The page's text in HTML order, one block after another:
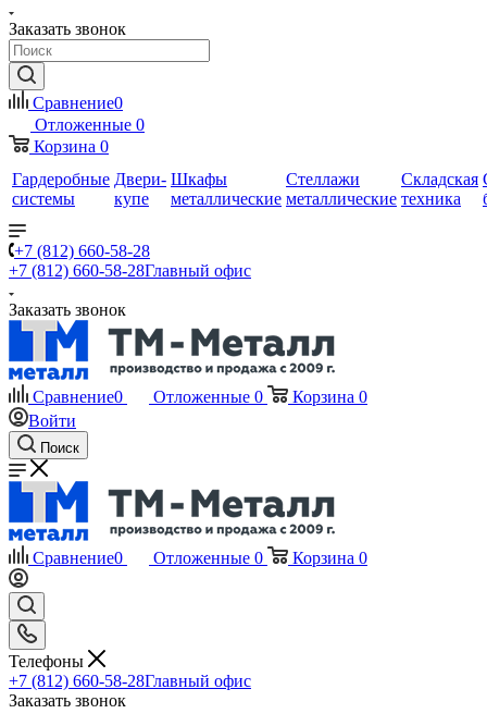
Заказать звонок
Сравнение0
Отложенные 0
Корзина 0
Гардеробные
системы
Двери-
купе
Шкафы
металлические
Стеллажи
металлические
Складская
техника
+7 (812) 660-58-28
+7 (812) 660-58-28Главный офис
Заказать звонок
Сравнение0 Отложенные 0 Корзина 0
Войти
Поиск
Сравнение0 Отложенные 0 Корзина 0
Телефоны
+7 (812) 660-58-28Главный офис
Заказать звонок